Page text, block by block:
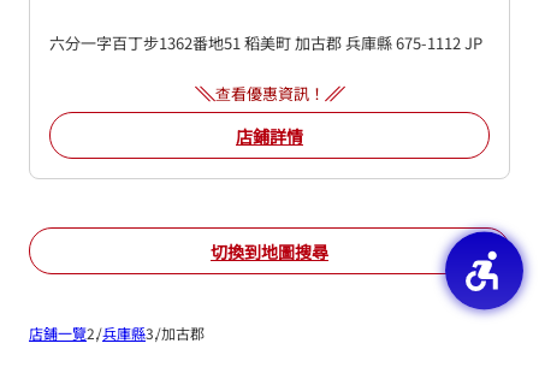
六分一字百丁步1362番地51稻美町加古郡兵庫縣675-1112JP
查看優惠資訊！
店鋪詳情
切換到地圖搜尋
店鋪一覽 兵庫縣 加古郡